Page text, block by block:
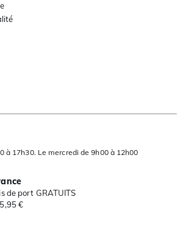
à 17h30. Le mercredi de 9h00 à 12h00
de port GRATUITS
€